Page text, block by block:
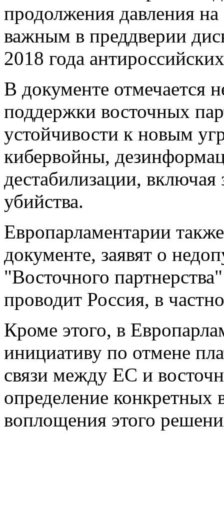
продолжения давления
важным в преддверии
2018 года
В документе отмечается
поддержки восточных
устойчивости к новым
кибервойны,
дестабилизации, включая
убийства.
Европарламентарии
документе, заявят о
"Восточного
проводит Россия, в
Кроме этого, в
инициативу по отмене
связи между ЕС и
определение
воплощения этого